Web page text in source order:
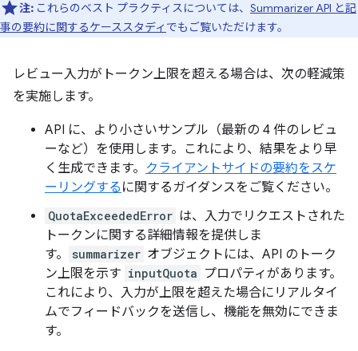
注: これらのベスト プラクティスについては、 Summarizer API と記
事の要約に関するケーススタディ でもご覧いただけます。
レビュー入力がトークン上限を超える場合は、次の軽減策
を実施します。
API に、より小さいサンプル（最新の 4 件のレビュ
ーなど）を使用します。これにより、結果をより早
く生成できます。 クライアントサイドの要約をスケ
ーリングする に関するガイダンスをご覧ください。
QuotaExceededError は、入力でリクエストされた
トークンに関する詳細情報を提供しま
す。
summarizer オブジェクトには、API のトーク
ン上限を示す inputQuota プロパティがあります。
これにより、入力が上限を超えた場合にリアルタイ
ムでフィードバックを送信し、機能を無効にできま
す。